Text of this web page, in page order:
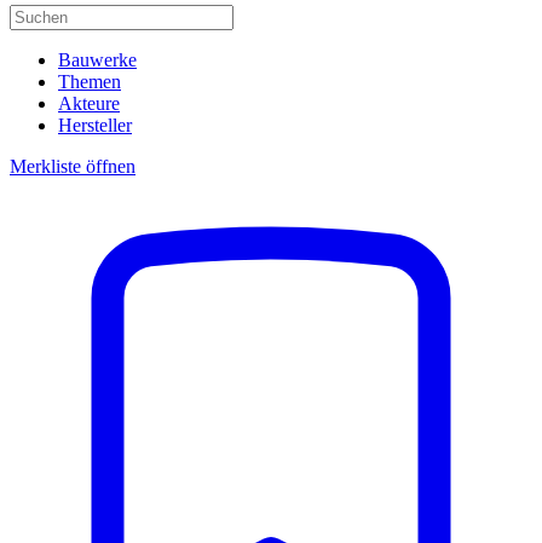
Bauwerke
Themen
Akteure
Hersteller
Merkliste öffnen